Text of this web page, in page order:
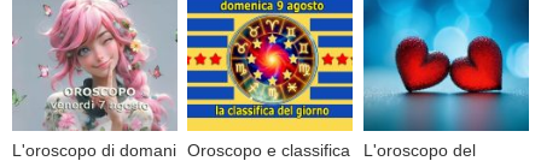
L'oroscopo di domani Oroscopo e classifica
L'oroscopo del